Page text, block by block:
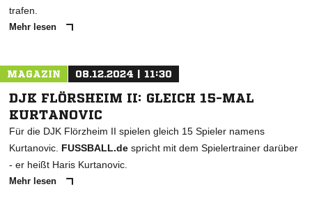
trafen.
Mehr lesen
MAGAZIN 08.12.2024 | 11:30
DJK FLÖRSHEIM II: GLEICH 15-MAL
KURTANOVIC
Für die DJK Flörzheim II spielen gleich 15 Spieler namens
Kurtanovic. FUSSBALL.de spricht mit dem Spielertrainer darüber
- er heißt Haris Kurtanovic.
Mehr lesen